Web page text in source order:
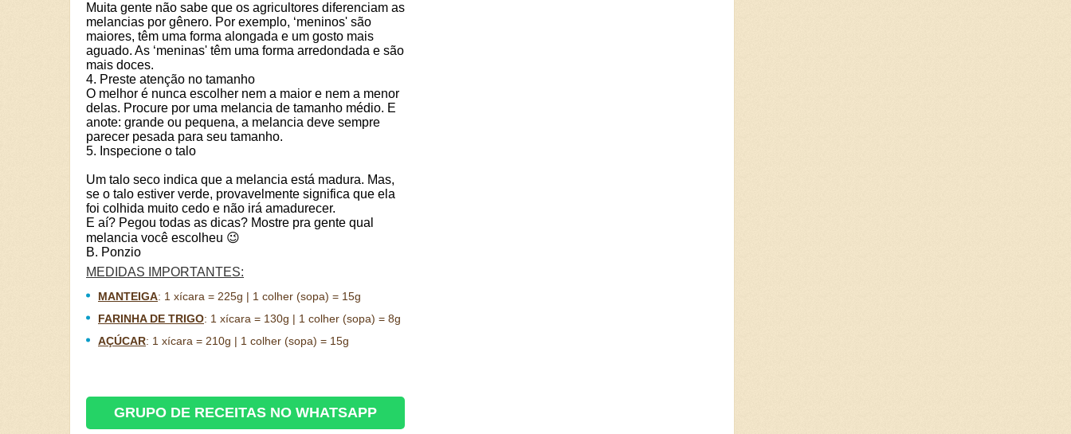
Muita gente não sabe que os agricultores diferenciam as
melancias por gênero. Por exemplo, ‘meninos' são
maiores, têm uma forma alongada e um gosto mais
aguado. As ‘meninas' têm uma forma arredondada e são
mais doces.
4. Preste atenção no tamanho
O melhor é nunca escolher nem a maior e nem a menor
delas. Procure por uma melancia de tamanho médio. E
anote: grande ou pequena, a melancia deve sempre
parecer pesada para seu tamanho.
5. Inspecione o talo
Um talo seco indica que a melancia está madura. Mas,
se o talo estiver verde, provavelmente significa que ela
foi colhida muito cedo e não irá amadurecer.
E aí? Pegou todas as dicas? Mostre pra gente qual
melancia você escolheu 😉
B. Ponzio
MEDIDAS IMPORTANTES:
MANTEIGA: 1 xícara = 225g | 1 colher (sopa) = 15g
FARINHA DE TRIGO: 1 xícara = 130g | 1 colher (sopa) = 8g
AÇÚCAR: 1 xícara = 210g | 1 colher (sopa) = 15g
GRUPO DE RECEITAS NO WHATSAPP